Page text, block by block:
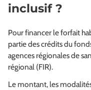
inclusif ?
Pour financer le forfait
partie des crédits du
agences régionales de
régional (FIR).
Le montant, les